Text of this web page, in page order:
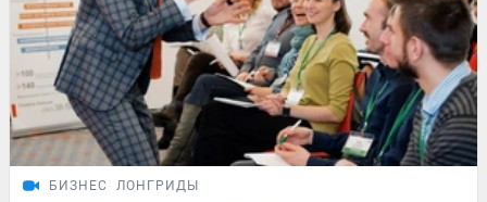
БИЗНЕС ЛОНГРИДЫ